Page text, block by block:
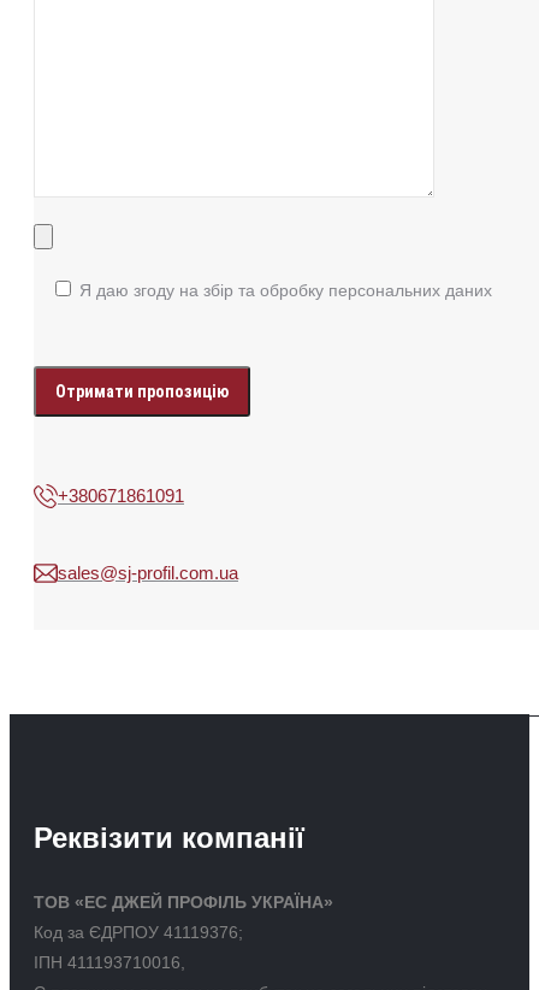
Я даю згоду на збір та обробку персональних даних
your
data
+380671861091
sales@sj-profil.com.ua
Реквізити компанії
ТОВ «ЕС ДЖЕЙ ПРОФІЛЬ УКРАЇНА»
Код за ЄДРПОУ 41119376;
ІПН 411193710016,